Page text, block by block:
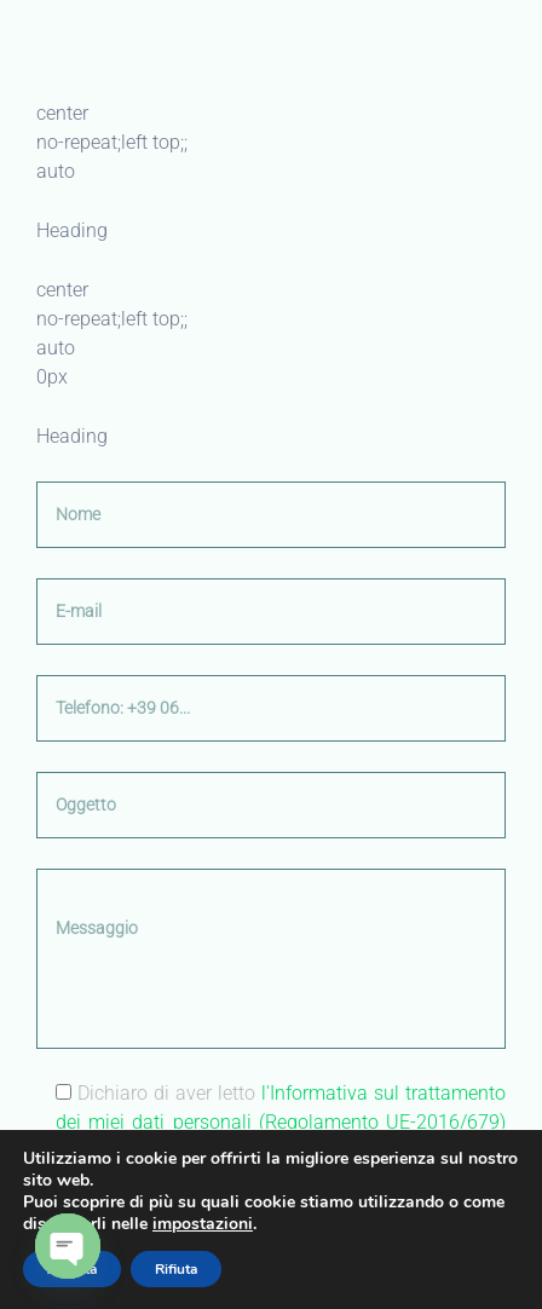
center
no-repeat;left top;;
auto
Heading
center
no-repeat;left top;;
auto
0px
Heading
Dichiaro di aver letto l'Informativa sul trattamento
dei miei dati personali (Regolamento UE-2016/679)
ed esprimo il mio consenso al trattamento dei miei
dati personali.
Utilizziamo i cookie per offrirti la migliore esperienza sul nostro
sito web.
Puoi scoprire di più su quali cookie stiamo utilizzando o come
disattivarli nelle impostazioni.
Accetta Rifiuta
OPEN